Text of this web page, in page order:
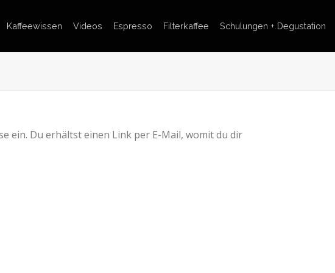
Kaffeewissen Videos Espresso Filterkaffee Schulungen + Degustation
ein. Du erhältst einen Link per E-Mail, womit du dir